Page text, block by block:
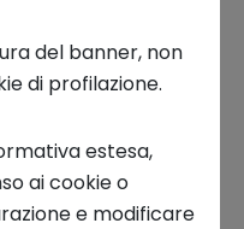
ITALIAN LIFESTYLE
del banner, non
di profilazione.
estesa,
ai cookie o
e modificare